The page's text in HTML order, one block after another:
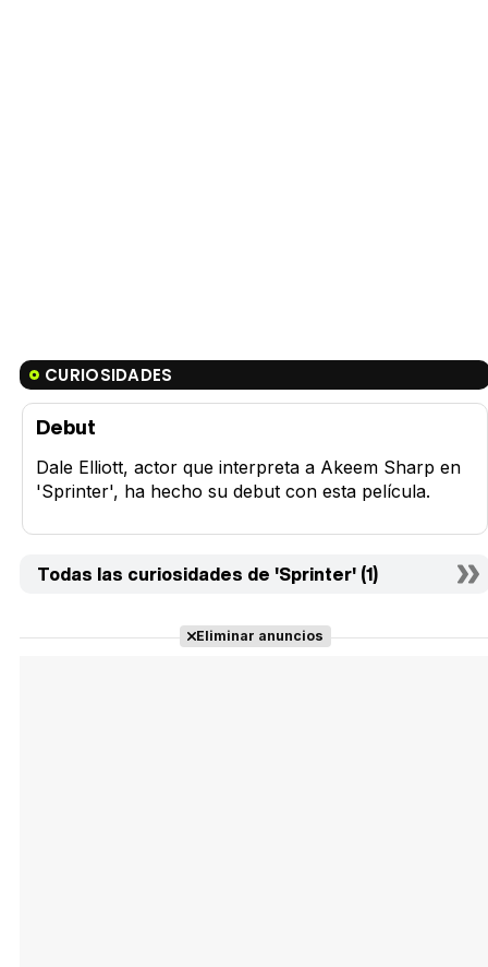
CURIOSIDADES
Debut
Dale Elliott, actor que interpreta a Akeem Sharp en
'Sprinter', ha hecho su debut con esta película.
Todas las curiosidades de 'Sprinter' (1)
Eliminar anuncios